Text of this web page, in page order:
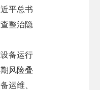
平总书
整治隐
备运行
风险叠
运维、